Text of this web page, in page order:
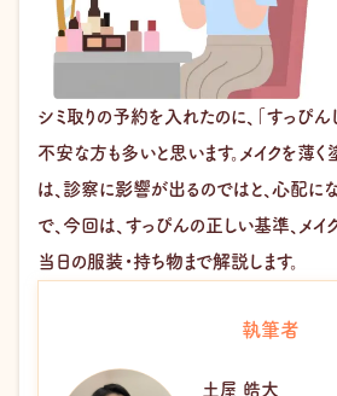
シミ取りの予約を入れたのに、「すっぴん
不安な方も多いと思います。メイクを薄く
は、診察に影響が出るのではと、心配に
で、今回は、すっぴんの正しい基準、メイク
当日の服装・持ち物まで解説します。
執筆者
土屋 皓大